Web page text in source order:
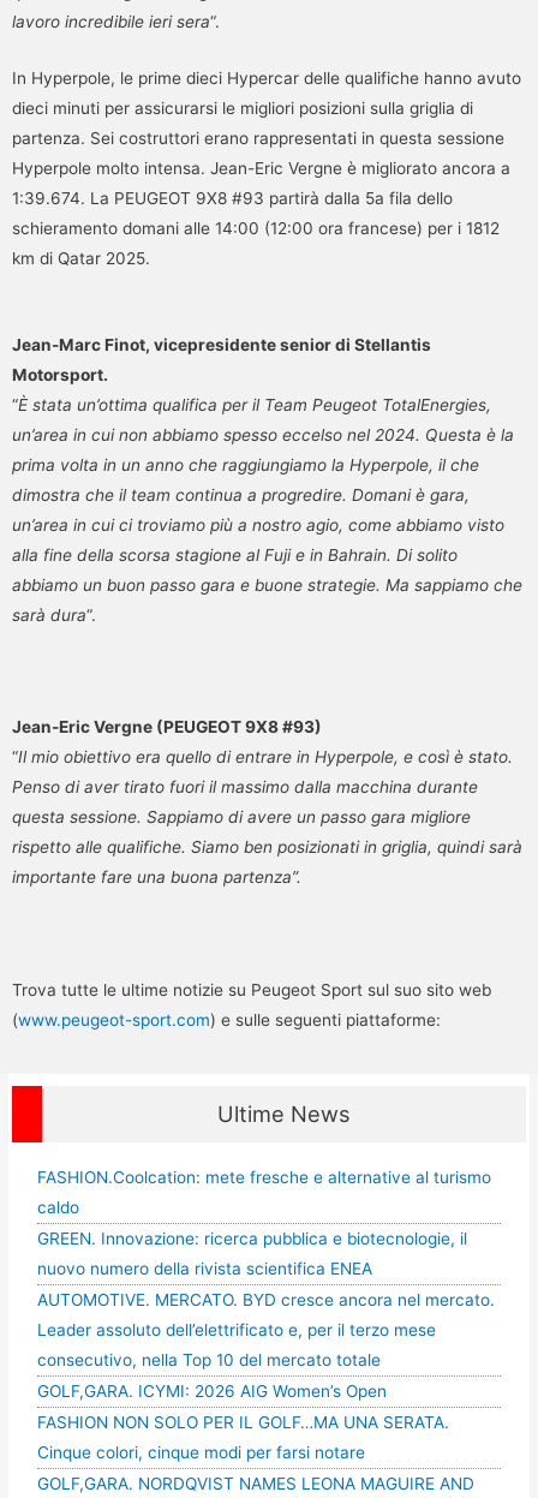
lavoro incredibile ieri sera“.
In Hyperpole, le prime dieci Hypercar delle qualifiche hanno avuto
dieci minuti per assicurarsi le migliori posizioni sulla griglia di
partenza. Sei costruttori erano rappresentati in questa sessione
Hyperpole molto intensa. Jean-Eric Vergne è migliorato ancora a
1:39.674. La PEUGEOT 9X8 #93 partirà dalla 5a fila dello
schieramento domani alle 14:00 (12:00 ora francese) per i 1812
km di Qatar 2025.
Jean-Marc Finot, vicepresidente senior di Stellantis
Motorsport.
“È stata un’ottima qualifica per il Team Peugeot TotalEnergies,
un’area in cui non abbiamo spesso eccelso nel 2024. Questa è la
prima volta in un anno che raggiungiamo la Hyperpole, il che
dimostra che il team continua a progredire. Domani è gara,
un’area in cui ci troviamo più a nostro agio, come abbiamo visto
alla fine della scorsa stagione al Fuji e in Bahrain. Di solito
abbiamo un buon passo gara e buone strategie. Ma sappiamo che
sarà dura“.
Jean-Eric Vergne (PEUGEOT 9X8 #93)
“Il mio obiettivo era quello di entrare in Hyperpole, e così è stato.
Penso di aver tirato fuori il massimo dalla macchina durante
questa sessione. Sappiamo di avere un passo gara migliore
rispetto alle qualifiche. Siamo ben posizionati in griglia, quindi sarà
importante fare una buona partenza”.
Trova tutte le ultime notizie su Peugeot Sport sul suo sito web
(www.peugeot-sport.com) e sulle seguenti piattaforme:
Ultime News
FASHION.Coolcation: mete fresche e alternative al turismo
caldo
GREEN. Innovazione: ricerca pubblica e biotecnologie, il
nuovo numero della rivista scientifica ENEA
AUTOMOTIVE. MERCATO. BYD cresce ancora nel mercato.
Leader assoluto dell’elettrificato e, per il terzo mese
consecutivo, nella Top 10 del mercato totale
GOLF,GARA. ICYMI: 2026 AIG Women’s Open
FASHION NON SOLO PER IL GOLF…MA UNA SERATA.
Cinque colori, cinque modi per farsi notare
GOLF,GARA. NORDQVIST NAMES LEONA MAGUIRE AND